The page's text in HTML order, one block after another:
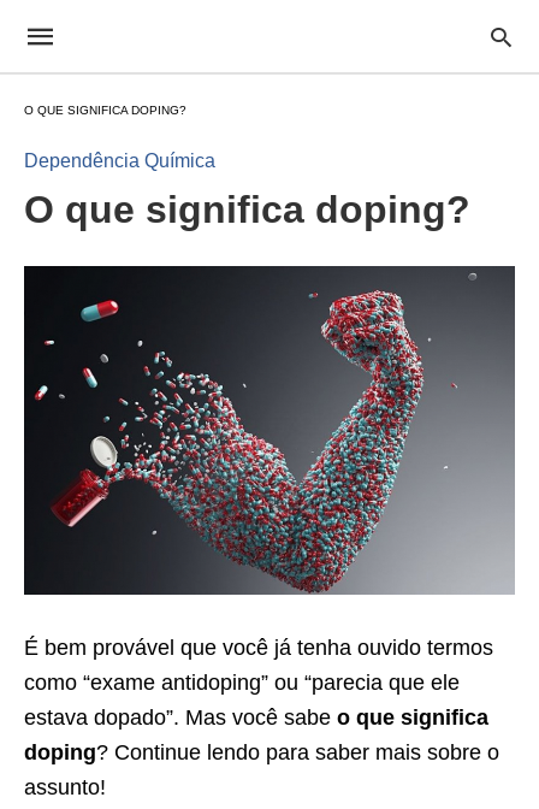
O QUE SIGNIFICA DOPING?
Dependência Química
O que significa doping?
É bem provável que você já tenha ouvido termos
como “exame antidoping” ou “parecia que ele
estava dopado”. Mas você sabe o que significa
doping? Continue lendo para saber mais sobre o
assunto!